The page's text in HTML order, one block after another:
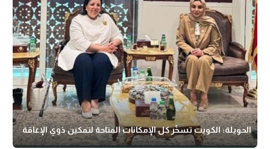
الحويلة: الكويت تسخّر كل الإمكانات المتاحة لتمكين ذوي الإعاقة